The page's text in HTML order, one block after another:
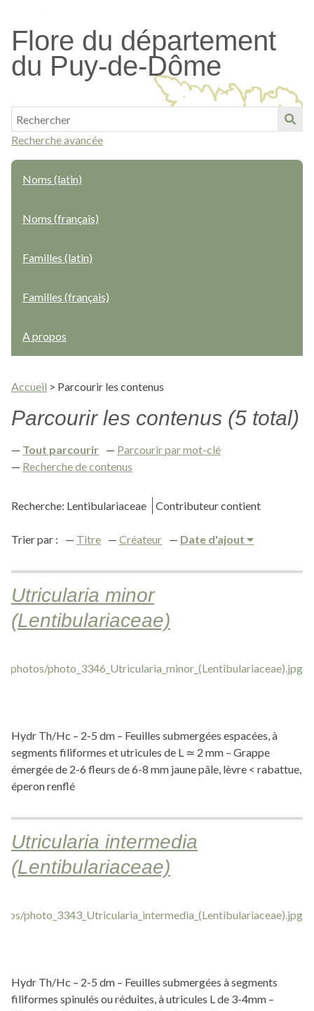
contenu
principal
Flore du département
du Puy-de-Dôme
Recherche avancée
Noms (latin)
Noms (français)
Familles (latin)
Familles (français)
A propos
Accueil > Parcourir les contenus
Parcourir les contenus (5 total)
Tout parcourir
Parcourir par mot-clé
Recherche de contenus
Recherche: Lentibulariaceae Contributeur contient
Trier par : Titre Créateur Date d'ajout
Utricularia minor
(Lentibulariaceae)
Hydr Th/Hc – 2-5 dm – Feuilles submergées espacées, à
segments filiformes et utricules de L ≃ 2 mm – Grappe
émergée de 2-6 fleurs de 6-8 mm jaune pâle, lèvre < rabattue,
éperon renflé
Utricularia intermedia
(Lentibulariaceae)
Hydr Th/Hc – 2-5 dm – Feuilles submergées à segments
filiformes spinulés ou réduites, à utricules L de 3-4mm –